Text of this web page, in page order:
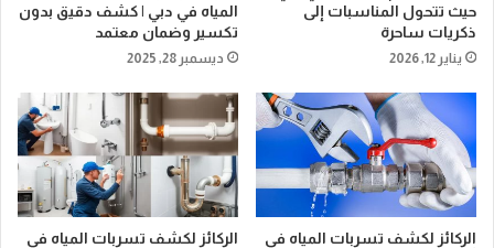
حيث تتحول المناسبات إلى
ذكريات ساحرة
يناير 12, 2026
المياه في دبي | كشف دقيق بدون
تكسير وضمان معتمد
ديسمبر 28, 2025
الركائز لكشف تسربات المياه في
الركائز لكشف تسربات المياه في